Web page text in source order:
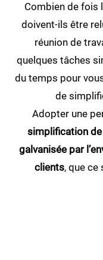
Combien de fois
doivent-ils être
réunion de
quelques tâches
du temps pour
de
Adopter une
simplification
galvanisée par
clients, que